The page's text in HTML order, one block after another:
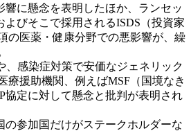
響に懸念を表明したほか、ランセッ
よびそこで採用されるISDS（投資家
の医薬・健康分野での悪影響が、繰
感染症対策で安価なジェネリック
療援助機関、例えばMSF（国境なき
協定に対して懸念と批判が表明され
参加国だけがステークホルダーな